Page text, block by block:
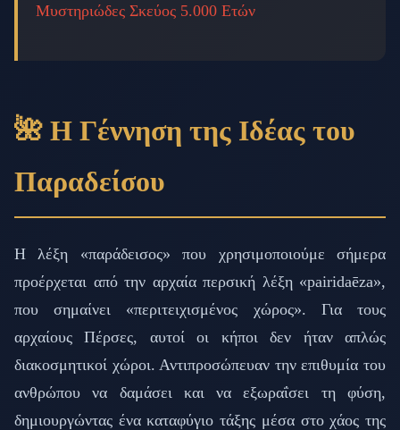
Μυστηριώδες Σκεύος 5.000 Ετών
🌺 Η Γέννηση της Ιδέας του
Παραδείσου
Η λέξη «παράδεισος» που χρησιμοποιούμε σήμερα
προέρχεται από την αρχαία περσική λέξη «pairidaēza»,
που σημαίνει «περιτειχισμένος χώρος». Για τους
αρχαίους Πέρσες, αυτοί οι κήποι δεν ήταν απλώς
διακοσμητικοί χώροι. Αντιπροσώπευαν την επιθυμία του
ανθρώπου να δαμάσει και να εξωραΐσει τη φύση,
δημιουργώντας ένα καταφύγιο τάξης μέσα στο χάος της